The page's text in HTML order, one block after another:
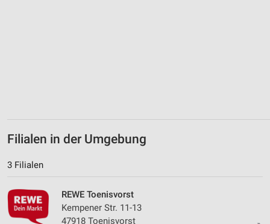
Filialen in der Umgebung
3 Filialen
REWE Toenisvorst
Kempener Str. 11-13
47918 Toenisvorst
Messung der Performance von Inhalten
Analyse von Zielgruppen durch Statistiken oder
Kombinationen von Daten aus verschiedenen
Entwicklung und Verbesserung der Angebote